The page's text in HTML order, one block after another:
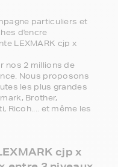
particuliers et
d'encre
LEXMARK cjp x
nos 2 millions de
Nous proposons
les plus grandes
Brother,
Ricoh.... et même les
cjp x